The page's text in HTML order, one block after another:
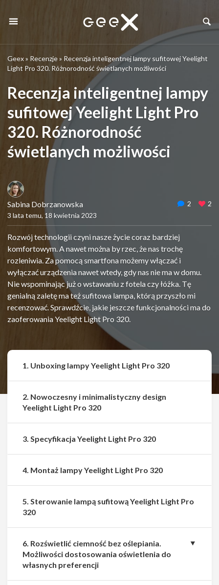
Geex» Recenzje» Recenzja inteligentnej lampy sufitowej Yeelight
Light Pro 320. Różnorodność świetlanych możliwości
Recenzja inteligentnej lampy
sufitowej Yeelight Light Pro
320. Różnorodność
świetlanych możliwości
Sabina Dobrzanowska
3 lata temu, 18 kwietnia 2023
2 2
Rozwój technologii czyni nasze życie coraz bardziej
komfortowym. A nawet można by rzec, że nas trochę
rozleniwia. Za pomocą smartfona możemy włączać i
wyłączać urządzenia nawet wtedy, gdy nas nie ma w domu.
Nie wspominając już o wstawaniu z fotela czy łóżka. Tę
genialną zaletę ma też sufitowa lampa, którą przyszło mi
recenzować. Sprawdźcie, jakie jeszcze funkcjonalności ma do
zaoferowania Yeelight Light Pro 320.
1. Unboxing lampy Yeelight Light Pro 320
2. Nowoczesny i minimalistyczny design
Yeelight Light Pro 320
3. Specyfikacja Yeelight Light Pro 320
4. Montaż lampy Yeelight Light Pro 320
5. Sterowanie lampą sufitową Yeelight Light Pro
320
6. Rozświetlić ciemność bez oślepiania.
Możliwości dostosowania oświetlenia do
własnych preferencji